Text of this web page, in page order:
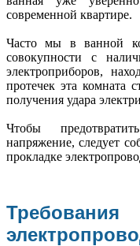
современной квартире.
Часто мы в ванной
совокупности с
электроприборов,
протечек эта комната
получения удара
Чтобы
напряжение, следует
прокладке